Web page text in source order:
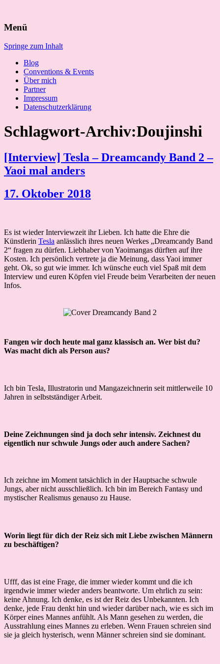
nach:
Menü
Springe zum Inhalt
Blog
Conventions & Events
Über mich
Partner
Impressum
Datenschutzerklärung
Schlagwort-Archiv:Doujinshi
[Interview] Tesla – Dreamcandy Band 2 –
Yaoi mal anders
17. Oktober 2018
Es ist wieder Interviewzeit ihr Lieben. Ich hatte die Ehre die
Künstlerin Tesla anlässlich ihres neuen Werkes „Dreamcandy Band
2“ fragen zu dürfen. Liebhaber von Yaoimangas dürften auf ihre
Kosten. Ich persönlich vertrete ja die Meinung, dass Yaoi immer
geht. Ok, so gut wie immer. Ich wünsche euch viel Spaß mit dem
Interview und euren Köpfen viel Freude beim Verarbeiten der neuen
Infos.
Fangen wir doch heute mal ganz klassisch an. Wer bist du?
Was macht dich als Person aus?
Ich bin Tesla, Illustratorin und Mangazeichnerin seit mittlerweile 10
Jahren in selbstständiger Arbeit.
Deine Zeichnungen sind ja doch sehr intensiv. Zeichnest du
eigentlich nur schwule Jungs oder auch andere Sachen?
Ich zeichne im Moment tatsächlich in der Hauptsache schwule
Jungs, aber nicht ausschließlich. Ich bin im Bereich Fantasy und
mystischer Realismus genauso zu Hause.
Worin liegt für dich der Reiz sich mit Liebe zwischen Männern
zu beschäftigen?
Ufff, das ist eine Frage, die immer wieder kommt und die ich
irgendwie immer wieder anders beantworte. Um ehrlich zu sein:
keine Ahnung. Ich denke, es ist der Reiz des Unbekannten. Ich
denke, jede Frau denkt hin und wieder darüber nach, wie es sich im
Körper eines Mannes anfühlt. Als Mann gesehen zu werden, die
Ausstrahlung eines Mannes zu erleben. Wenn Frauen schreien sind
sie ja gleich hysterisch, wenn Männer schreien sind sie dominant.